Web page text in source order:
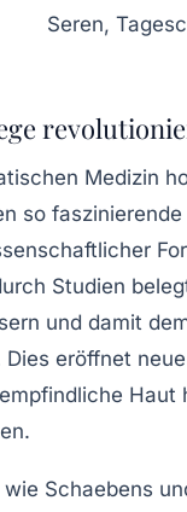
Seren,
Medizin
so
Studien
und damit
eröffnet
Haut
Schaebens